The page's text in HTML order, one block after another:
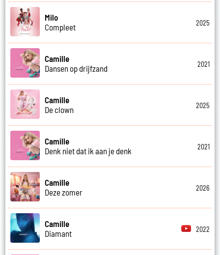
Milo
Compleet
2025
Camille
Dansen op drijfzand
2021
Camille
De clown
2025
Camille
Denk niet dat ik aan je denk
2021
Camille
Deze zomer
2026
Camille
Diamant
2022